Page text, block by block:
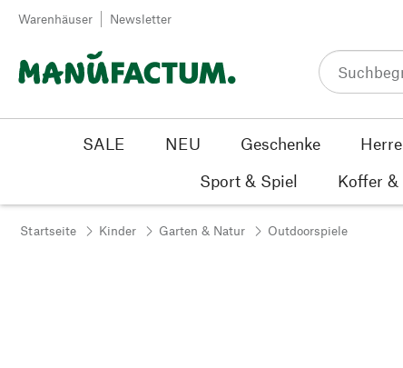
Zum Inhalt springen
Warenhäuser Newsletter
SALE NEU Geschenke
Sport & Spiel
Koffer &
Startseite Kinder Garten & Natur Outdoorspiele